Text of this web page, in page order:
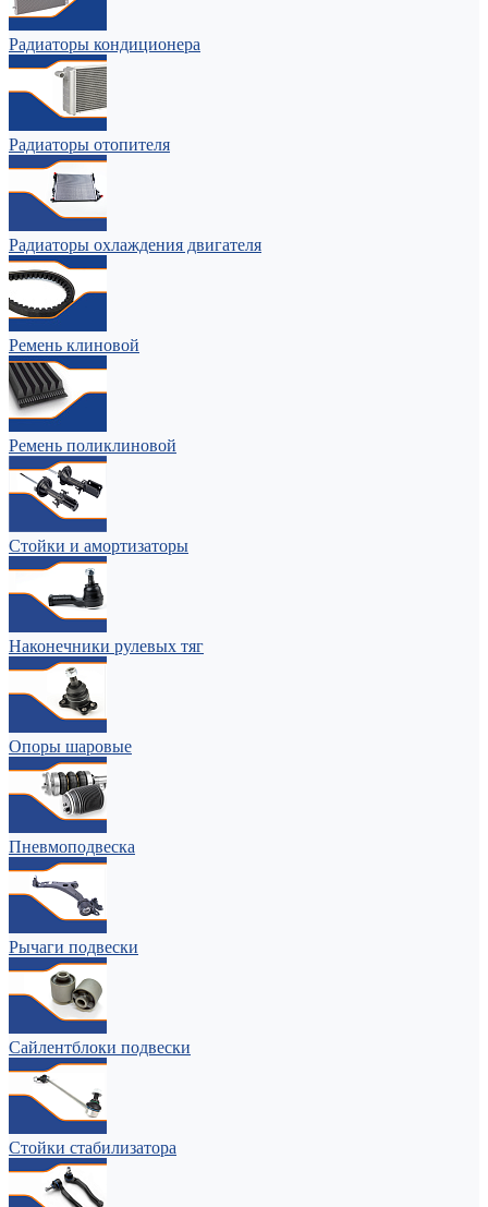
Радиаторы кондиционера
Радиаторы отопителя
Радиаторы охлаждения двигателя
Ремень клиновой
Ремень поликлиновой
Стойки и амортизаторы
Наконечники рулевых тяг
Опоры шаровые
Пневмоподвеска
Рычаги подвески
Сайлентблоки подвески
Стойки стабилизатора